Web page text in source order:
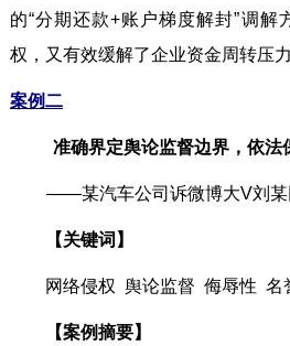
的“分期还款+账户梯度解封”调解
权，又有效缓解了企业资金周转压力
案例二
准确界定舆论监督边界，依法
——某汽车公司诉微博大V刘某
【关键词】
网络侵权 舆论监督 侮辱性 名
【案例摘要】